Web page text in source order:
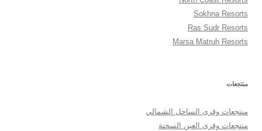
Sokhna Resorts
Ras Sudr Resorts
Marsa Matruh Resorts
منتجعات
منتجعات وقرى الساحل الشمالي
منتجعات وقرى العين السخنة